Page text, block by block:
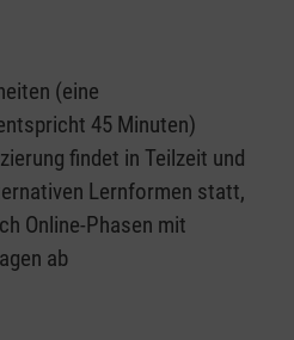
(eine
45 Minuten)
findet in Teilzeit und
Lernformen statt,
Online-Phasen mit
ab